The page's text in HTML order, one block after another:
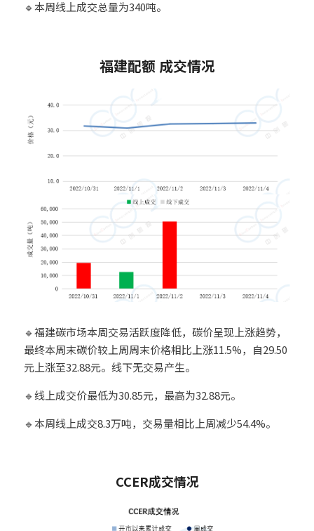
🔹本周线上成交总量为340吨。
福建配额 成交情况
🔹福建碳市场本周交易活跃度降低，碳价呈现上涨趋势，
最终本周末碳价较上周周末价格相比上涨11.5%，自29.50
元上涨至32.88元。线下无交易产生。
🔹线上成交价最低为30.85元，最高为32.88元。
🔹本周线上成交8.3万吨，交易量相比上周减少54.4%。
CCER成交情况